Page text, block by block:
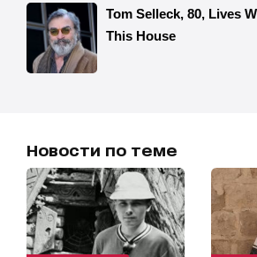
Новости по теме